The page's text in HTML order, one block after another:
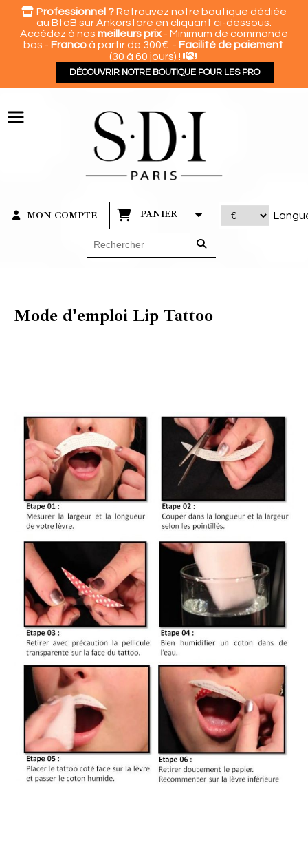
 Professionnel ?Retrouvez notre boutique dédiée
au BtoB sur Ankorstore en cliquant ci-dessous.
Accédez à nos meilleurs prix- Minimum de commande
bas - Francoà partir de 300€ - Facilité de paiement
(30 à 60 jours) ! 
DÉCOUVRIR NOTRE BOUTIQUE POUR LES PRO
MON COMPTE PANIER
Mode d'emploi Lip Tattoo
Panneau de gestion des cookies